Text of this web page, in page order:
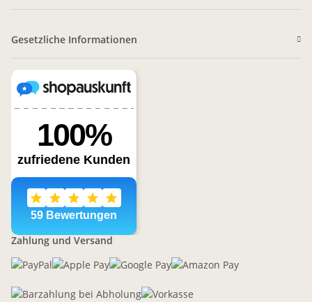
Gesetzliche Informationen
Zahlung und Versand